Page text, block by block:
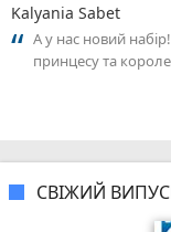
Kalyania Sabet
А у нас новий
принцесу та
СВІЖИЙ